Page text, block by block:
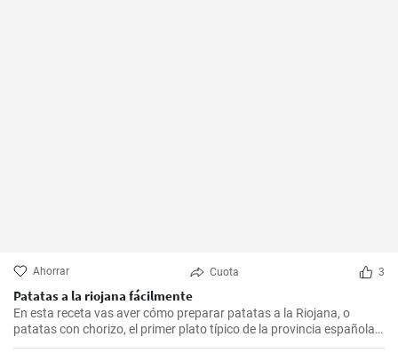
Ahorrar Cuota 3
Patatas a la riojana fácilmente
En esta receta vas aver cómo preparar patatas a la Riojana, o
patatas con chorizo, el primer plato típico de la provincia española
de La Rioja.